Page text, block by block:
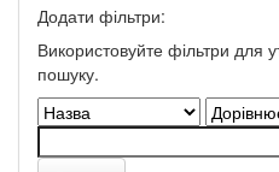
Додати фільтри:
Використовуйте фільтри для
пошуку.